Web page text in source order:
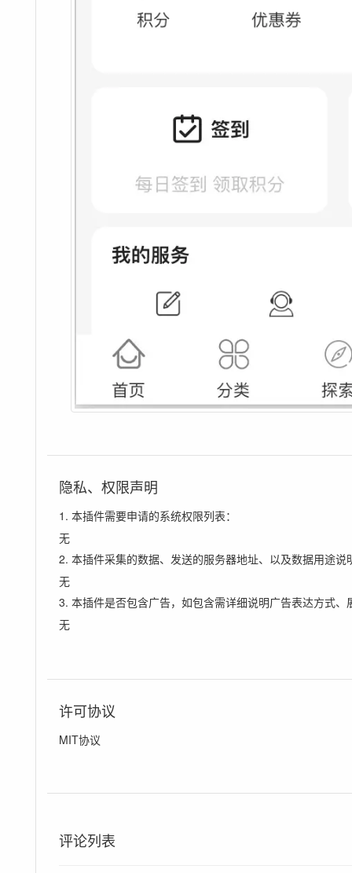
隐私、权限声明
1. 本插件需要申请的系统权限列表：
无
2. 本插件采集的数据、发送的服务器地址、以及数据用途说
无
3. 本插件是否包含广告，如包含需详细说明广告表达方式、
无
许可协议
MIT协议
评论列表